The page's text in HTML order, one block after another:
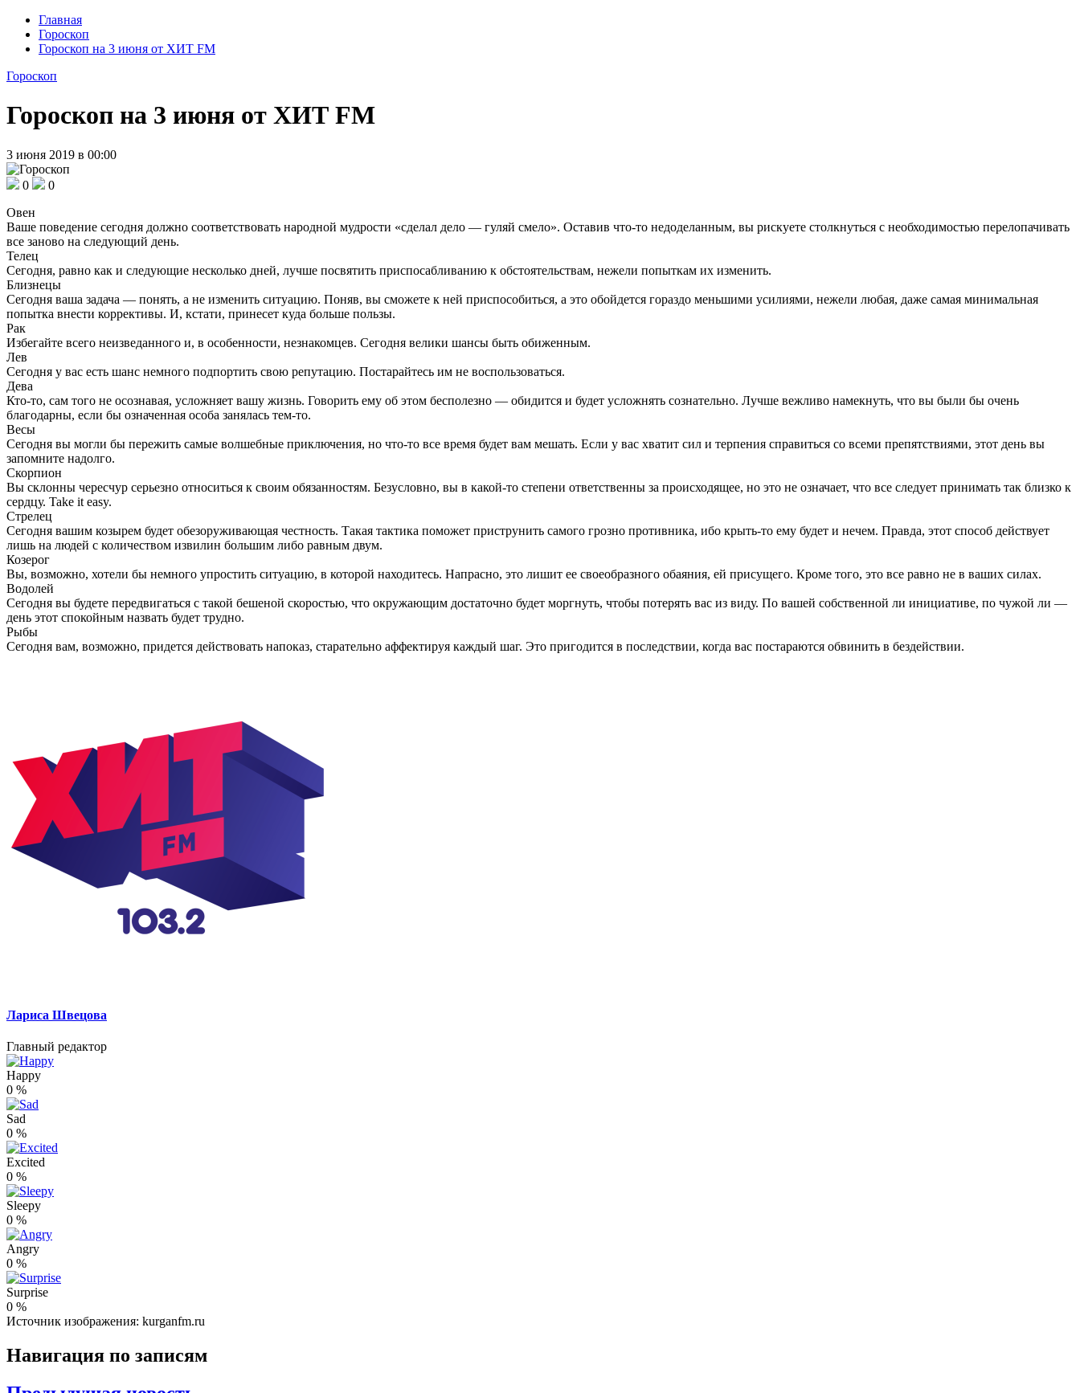
Главная
Гороскоп
Гороскоп на 3 июня от ХИТ FM
Гороскоп
Гороскоп на 3 июня от ХИТ FM
3 июня 2019 в 00:00
0
0
Овен
Ваше поведение сегодня должно соответствовать народной мудрости «сделал дело — гуляй смело». Оставив что-то недоделанным, вы рискуете столкнуться с необходимостью перелопачивать
все заново на следующий день.
Телец
Сегодня, равно как и следующие несколько дней, лучше посвятить приспосабливанию к обстоятельствам, нежели попыткам их изменить.
Близнецы
Сегодня ваша задача — понять, а не изменить ситуацию. Поняв, вы сможете к ней приспособиться, а это обойдется гораздо меньшими усилиями, нежели любая, даже самая минимальная
попытка внести коррективы. И, кстати, принесет куда больше пользы.
Рак
Избегайте всего неизведанного и, в особенности, незнакомцев. Сегодня велики шансы быть обиженным.
Лев
Сегодня у вас есть шанс немного подпортить свою репутацию. Постарайтесь им не воспользоваться.
Дева
Кто-то, сам того не осознавая, усложняет вашу жизнь. Говорить ему об этом бесполезно — обидится и будет усложнять сознательно. Лучше вежливо намекнуть, что вы были бы очень
благодарны, если бы означенная особа занялась тем-то.
Весы
Сегодня вы могли бы пережить самые волшебные приключения, но что-то все время будет вам мешать. Если у вас хватит сил и терпения справиться со всеми препятствиями, этот день вы
запомните надолго.
Скорпион
Вы склонны чересчур серьезно относиться к своим обязанностям. Безусловно, вы в какой-то степени ответственны за происходящее, но это не означает, что все следует принимать так близко к
сердцу. Take it easy.
Стрелец
Сегодня вашим козырем будет обезоруживающая честность. Такая тактика поможет приструнить самого грозно противника, ибо крыть-то ему будет и нечем. Правда, этот способ действует
лишь на людей с количеством извилин большим либо равным двум.
Козерог
Вы, возможно, хотели бы немного упростить ситуацию, в которой находитесь. Напрасно, это лишит ее своеобразного обаяния, ей присущего. Кроме того, это все равно не в ваших силах.
Водолей
Сегодня вы будете передвигаться с такой бешеной скоростью, что окружающим достаточно будет моргнуть, чтобы потерять вас из виду. По вашей собственной ли инициативе, по чужой ли —
день этот спокойным назвать будет трудно.
Рыбы
Сегодня вам, возможно, придется действовать напоказ, старательно аффектируя каждый шаг. Это пригодится в последствии, когда вас постараются обвинить в бездействии.
Лариса Швецова
Главный редактор
Happy
0 %
Sad
0 %
Excited
0 %
Sleepy
0 %
Angry
0 %
Surprise
0 %
Источник изображения: kurganfm.ru
Навигация по записям